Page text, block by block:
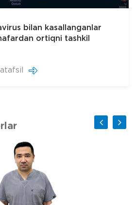
bilan kasallanganlar
ortiqni tashkil